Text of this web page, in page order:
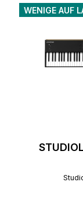
WENIGE AUF